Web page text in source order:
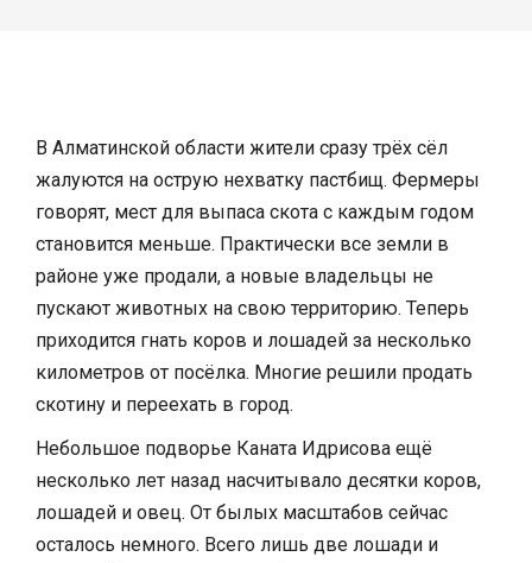
В Алматинской области жители сразу трёх сёл
жалуются на острую нехватку пастбищ. Фермеры
говорят, мест для выпаса скота с каждым годом
становится меньше. Практически все земли в
районе уже продали, а новые владельцы не
пускают животных на свою территорию. Теперь
приходится гнать коров и лошадей за несколько
километров от посёлка. Многие решили продать
скотину и переехать в город.
Небольшое подворье Каната Идрисова ещё
несколько лет назад насчитывало десятки коров,
лошадей и овец. От былых масштабов сейчас
осталось немного. Всего лишь две лошади и